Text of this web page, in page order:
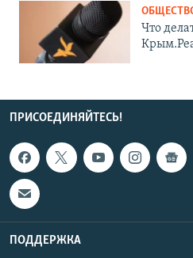
Что
ПРИСОЕДИНЯЙТЕСЬ!
ПОДДЕРЖКА